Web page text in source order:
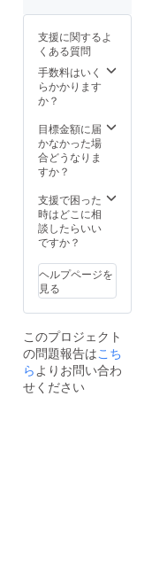
す。 ※
本リ
ターン
の価格
は税・
送料込
りま
す。
性があ
す。ご
了承く
ださ
い。 ※
用部材
の供給
状況、
都合等
により
出荷時
期が遅
合があ
りま
す。 ※
本リ
の価格
は税・
送料込
みの金
額にな
支援に関するよ
くある質問
手数料はいく
らかかります
か？
目標金額に届
かなかった場
合どうなりま
すか？
支援で困った
時はどこに相
談したらいい
ですか？
ヘルプページを
見る
このプロジェクト
の問題報告はこち
らよりお問い合わ
せください